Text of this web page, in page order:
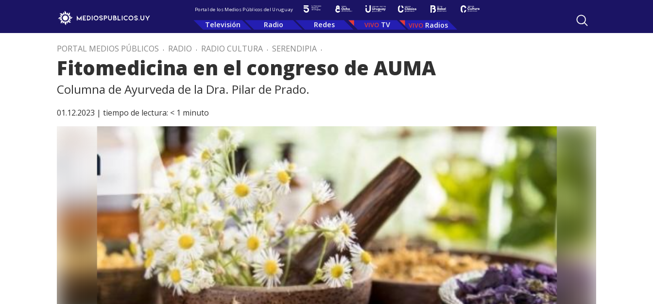
Portal de los Medios Públicos del Uruguay
Televisión Radio Redes TV Radios
PORTAL MEDIOS PÚBLICOS . RADIO . RADIO CULTURA . SERENDIPIA .
Fitomedicina en el congreso de AUMA
Columna de Ayurveda de la Dra. Pilar de Prado.
01.12.2023 | tiempo de lectura: < 1 minuto